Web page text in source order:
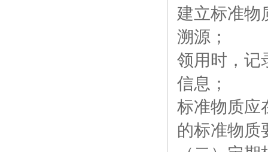
建立标准物
溯源；
领用时，记
信息；
标准物质应
的标准物质